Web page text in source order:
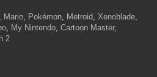
, Mario, Pokémon, Metroid, Xenoblade,
, My Nintendo, Cartoon Master,
2